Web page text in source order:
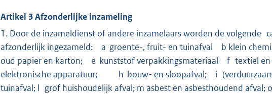
Artikel 3 Afzonderlijke inzameling
1. Door de inzameldienst of andere inzamelaars worden de volgende
afzonderlijk ingezameld: a groente-, fruit- en tuinafval b klein
oud papier en karton; e kunststof verpakkingsmateriaal f textiel en
elektronische apparatuur; h bouw- en sloopafval; i
tuinafval; l grof huishoudelijk afval; m asbest en asbesthoudend